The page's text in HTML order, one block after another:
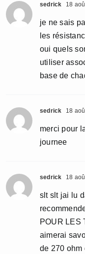
sedrick 18
je ne sais
les
oui quels
utiliser
base de
sedrick 18
merci pour
journee
sedrick 18
slt slt jai lu
POUR LES
aimerai
de 270 ohm